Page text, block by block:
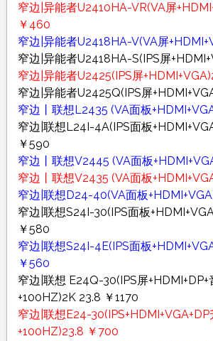
窄边|异能者U2410HA-VR(VA屏
￥460
窄边|异能者U2418HA-V(VA屏
窄边|异能者U2418HA-S(IPS屏
窄边|异能者U2425(IPS屏
窄边|异能者U2425Q(IPS屏
窄边丨联想L2435 (VA面板
窄边|联想L24I-4A(IPS面板
￥590
窄边丨联想V2445 (VA面板
窄边丨联想V2435 (VA面板
窄边|联想D24-40(VA面板
窄边|联想S24I-30(IPS面板
￥580
窄边|联想S24I-4E(IPS面板
￥560
窄边|联想 E24Q-30(IPS屏+HDMI+DP+
+100HZ)2K 23.8 ￥1170
窄边|联想E24-
+100HZ)23.8 ￥700